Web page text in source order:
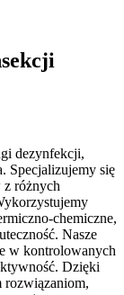
dezynfekcji,
Specjalizujemy się
z różnych
chemiczne,
Nasze
w kontrolowanych
Dzięki
rozwiązaniom,